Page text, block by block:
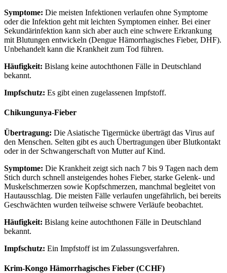
Symptome: Die meisten Infektionen verlaufen ohne Symptome
oder die Infektion geht mit leichten Symptomen einher. Bei einer
Sekundärinfektion kann sich aber auch eine schwere Erkrankung
mit Blutungen entwickeln (Dengue Hämorrhagisches Fieber, DHF).
Unbehandelt kann die Krankheit zum Tod führen.
Häufigkeit: Bislang keine autochthonen Fälle in Deutschland
bekannt.
Impfschutz: Es gibt einen zugelassenen Impfstoff.
Chikungunya-Fieber
Übertragung: Die Asiatische Tigermücke überträgt das Virus auf
den Menschen. Selten gibt es auch Übertragungen über Blutkontakt
oder in der Schwangerschaft von Mutter auf Kind.
Symptome: Die Krankheit zeigt sich nach 7 bis 9 Tagen nach dem
Stich durch schnell ansteigendes hohes Fieber, starke Gelenk- und
Muskelschmerzen sowie Kopfschmerzen, manchmal begleitet von
Hautausschlag. Die meisten Fälle verlaufen ungefährlich, bei bereits
Geschwächten wurden teilweise schwere Verläufe beobachtet.
Häufigkeit: Bislang keine autochthonen Fälle in Deutschland
bekannt.
Impfschutz: Ein Impfstoff ist im Zulassungsverfahren.
Krim-Kongo Hämorrhagisches Fieber (CCHF)